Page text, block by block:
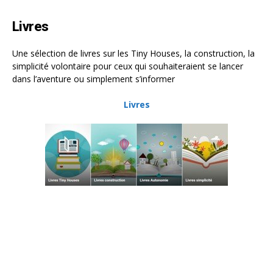
Livres
Une sélection de livres sur les Tiny Houses, la construction, la
simplicité volontaire pour ceux qui souhaiteraient se lancer
dans l’aventure ou simplement s’informer
Livres